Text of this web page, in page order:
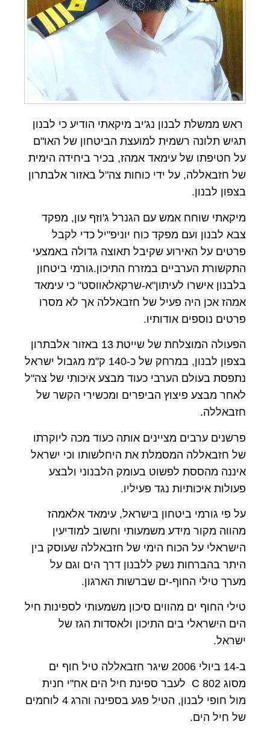
ראש ממשלת לבנון נג'יב מיקאתי הודיע כי לבנון
תגיש תלונה רשמית למועצת הביטחון של האו"ם
על חטיפתו של עימאד אמהז, בכיר ביחידה הימית
של חזבאללה, על ידי כוחות צה"ל באזור אלבתרון
בצפון לבנון.
מיקאתי שוחח אמש עם הגנרל ג'וזף עון, מפקד
צבא לבנון ועם מפקד כוח יוניפ"יל כדי לקבל
פרטים על האירוע שקיבל תאוצה גדולה באמצעי
התקשורת הערביים במזרח התיכון.גורמי ביטחון
בלבנון אישרו לעיתון"א-שרקאלאווסט" כי עימאד
אמהז אכן היה פעיל של חזבאללה אך לא מסרו
פרטים נוספים אודותיו.
הפעולה המוצלחת של שייטת 13 באזור אלבתרון
בצפון לבנון, במרחק של כ-140 ק"מ מגבול ישראל
נתפסת בעולם הערבי כעוד מבצע איכותי של צה"ל
לאחר מבצע פיצוץ הביפרים ומכשירי הקשר של
חזבאללה.
פרשנים ערבים מציינים אותה כעוד מכה ליוקרתו
של חזבאללה המסמלת את היחלשותו וכי ישראל
איננה מהססת לפשוט בעומק הלבנוני ולבצע
פעולות איכותיות נגד פעיליו.
על פי גורמי ביטחון בישראל, עימאד אלאמהז
מהווה מקור מידע משמעותי וחשוב למודיעין
הישראלי על הכוח הימי של חזבאללה שעוסק בין
היתר בהברחות נשק ללבנון דרך הים וגם על
מערך טילי החוף-ים שברשות הארגון.
טילי החוף ים מהווים סיכון משמעותי לספינות חיל
הים הישראלי בים התיכון ולאסדות הגז של
ישראל.
ב-14 ביולי 2006 שיגר חזבאללה טיל חוף ים
מסוג 802 C לעבר ספינת חיל הים אח"י חנית
מול חופי לבנון, הטיל פגע בספינה והרג 4 לוחמים
של חיל הים.